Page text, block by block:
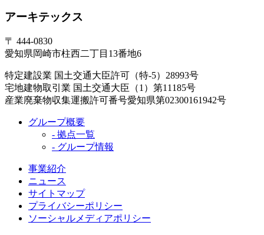
アーキテックス
〒 444-0830
愛知県岡崎市柱西二丁目13番地6
特定建設業 国土交通大臣許可（特-5）28993号
宅地建物取引業 国土交通大臣（1）第11185号
産業廃棄物収集運搬許可番号愛知県第02300161942号
グループ概要
- 拠点一覧
- グループ情報
事業紹介
ニュース
サイトマップ
プライバシーポリシー
ソーシャルメディアポリシー